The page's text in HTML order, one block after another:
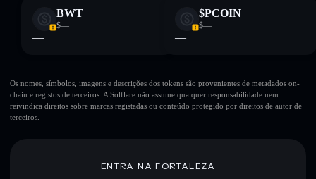
BWT
$—
—
$PCOIN
$—
—
Os nomes, símbolos, imagens e descrições dos tokens são provenientes de metadados on-
chain e registos de terceiros. A Solflare não assume qualquer responsabilidade nem
reivindica direitos sobre marcas registadas ou conteúdo protegido por direitos de autor de
terceiros.
ENTRA NA FORTALEZA